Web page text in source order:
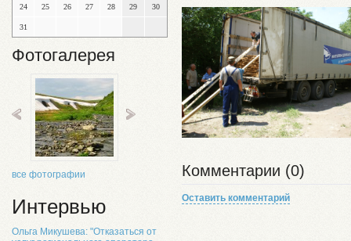
24 25 26 27 28 29 30
31
Фотогалерея
все фотографии
Интервью
Ольга Микушева: "Отказаться от
Комментарии (0)
Оставить комментарий